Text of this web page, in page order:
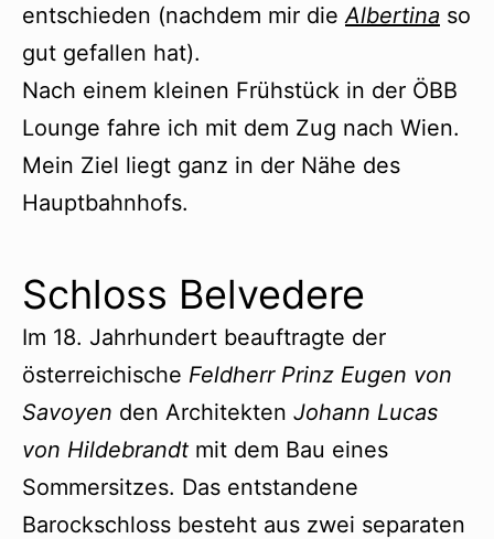
entschieden (nachdem mir die Albertina so
gut gefallen hat).
Nach einem kleinen Frühstück in der ÖBB
Lounge fahre ich mit dem Zug nach Wien.
Mein Ziel liegt ganz in der Nähe des
Hauptbahnhofs.
Schloss Belvedere
Im 18. Jahrhundert beauftragte der
österreichische Feldherr Prinz Eugen von
Savoyen den Architekten Johann Lucas
von Hildebrandt mit dem Bau eines
Sommersitzes. Das entstandene
Barockschloss besteht aus zwei separaten